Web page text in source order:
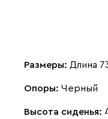
Размеры: Длина
Опоры: Черный
Высота сиденья: